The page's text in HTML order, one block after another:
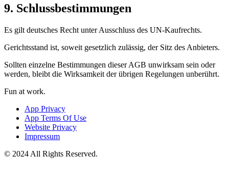
9. Schlussbestimmungen
Es gilt deutsches Recht unter Ausschluss des UN-Kaufrechts.
Gerichtsstand ist, soweit gesetzlich zulässig, der Sitz des Anbieters.
Sollten einzelne Bestimmungen dieser AGB unwirksam sein oder
werden, bleibt die Wirksamkeit der übrigen Regelungen unberührt.
Fun at work.
App Privacy
App Terms Of Use
Website Privacy
Impressum
© 2024 All Rights Reserved.